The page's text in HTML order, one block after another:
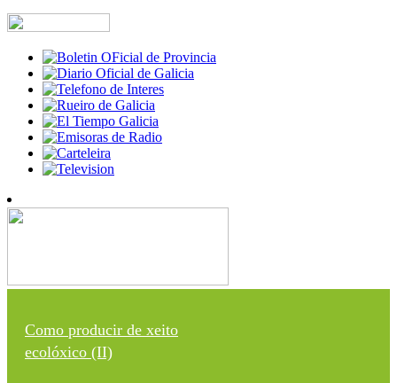
Como producir de xeito
ecolóxico (II)